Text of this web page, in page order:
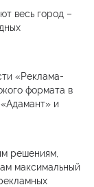
весь город –
«Реклама-
формата в
и
решениям,
максимальный